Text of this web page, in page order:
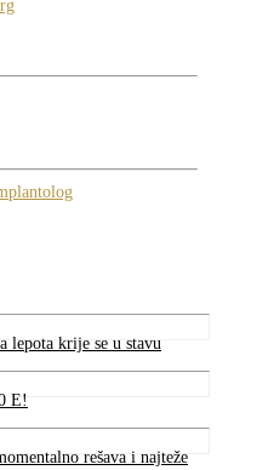
lepota krije se u stavu
E!
rešava i najteže